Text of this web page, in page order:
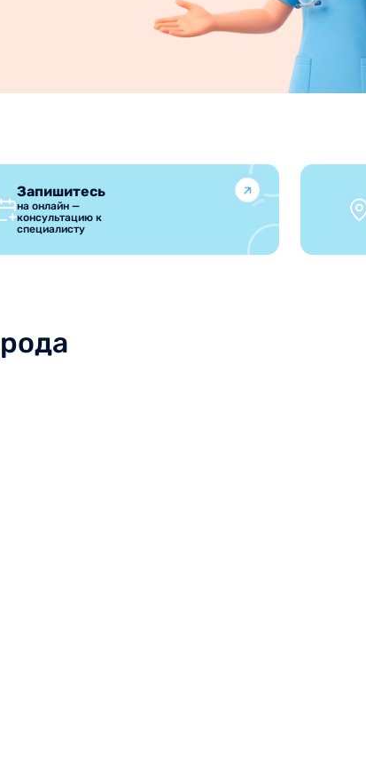
Запишитесь
на онлайн —
консультацию к
специалисту